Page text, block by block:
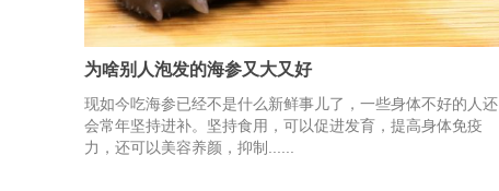
为啥别人泡发的海参又大又好
现如今吃海参已经不是什么新鲜事儿了，一些身体不好的人还
会常年坚持进补。坚持食用，可以促进发育，提高身体免疫
力，还可以美容养颜，抑制......